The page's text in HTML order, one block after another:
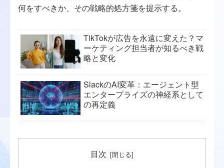
何をすべきか、その戦略的処方箋を提示する。
TikTokが広告を永遠に変えた？マ
ーケティング担当者が知るべき戦
略と変化
SlackのAI変革：エージェント型
エンタープライズの神経系として
の再定義
目次